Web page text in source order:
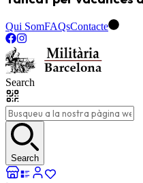
Qui SomFAQsContacte
Search
Search